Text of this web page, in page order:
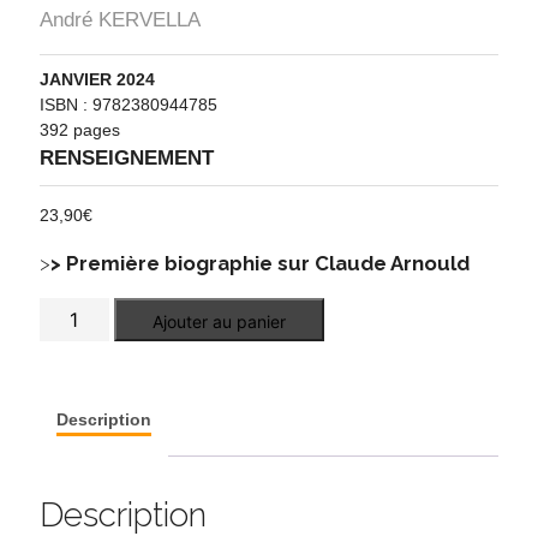
André KERVELLA
JANVIER 2024
ISBN : 9782380944785
392 pages
RENSEIGNEMENT
23,90€
>> Première biographie sur Claude Arnould
résistant,
Ajouter au panier
Description
Description